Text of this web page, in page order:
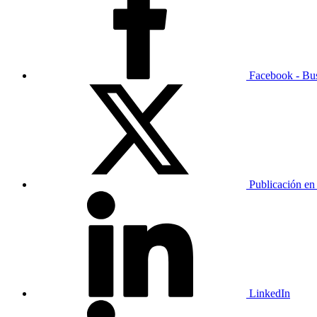
Facebook -
Publicación
LinkedIn